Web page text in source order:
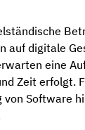
auf digitale
eine
Zeit erfolgt.
Software